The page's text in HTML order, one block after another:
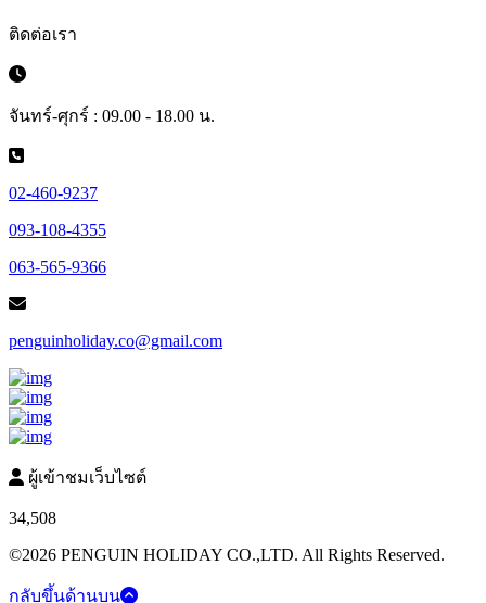
ติดต่อเรา
จันทร์-ศุกร์ : 09.00 - 18.00 น.
02-460-9237
093-108-4355
063-565-9366
penguinholiday.co@gmail.com
ผู้เข้าชมเว็บไซต์
34,508
©2026 PENGUIN HOLIDAY CO.,LTD. All Rights Reserved.
กลับขึ้นด้านบน